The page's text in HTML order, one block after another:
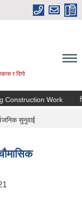
र दिगो
Work भिमाद
सुनुवाई